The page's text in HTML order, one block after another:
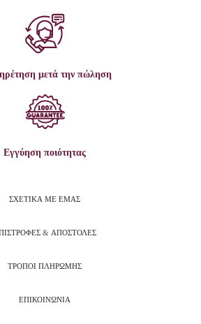
μετά την πώληση
Εγγύηση ποιότητας
ΣΧΕΤΙΚΑ ΜΕ ΕΜΑΣ
& ΑΠΟΣΤΟΛΕΣ
ΤΡΟΠΟΙ ΠΛΗΡΩΜΗΣ
ΕΠΙΚΟΙΝΩΝΙΑ